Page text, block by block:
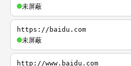
未屏蔽
https://baidu.com
未屏蔽
http://www.baidu.com